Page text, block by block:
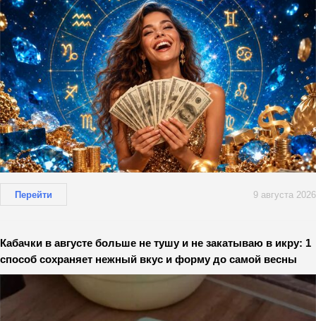
Перейти 9 августа 2026
Кабачки в августе больше не тушу и не закатываю в икру: 1
способ сохраняет нежный вкус и форму до самой весны